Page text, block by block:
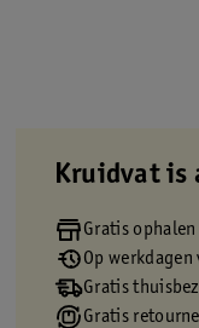
Kruidvat is
Gratis
Op
Gratis
Gratis